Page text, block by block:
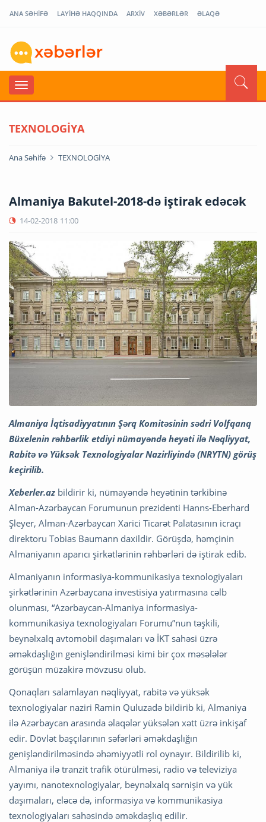
ANA SƏHİFƏ LAYİHƏ HAQQINDA ARXİV XƏBƏRLƏR ƏLAQƏ
TEXNOLOGİYA
Ana Səhifə TEXNOLOGİYA
Almaniya Bakutel-2018-də iştirak edəcək
14-02-2018 11:00
Almaniya İqtisadiyyatının Şərq Komitəsinin sədri Volfqanq
Büxelenin rəhbərlik etdiyi nümayəndə heyəti ilə Nəqliyyat,
Rabitə və Yüksək Texnologiyalar Nazirliyində (NRYTN) görüş
keçirilib.
Xeberler.az bildirir ki, nümayəndə heyətinin tərkibinə
Alman-Azərbaycan Forumunun prezidenti Hanns-Eberhard
Şleyer, Alman-Azərbaycan Xarici Ticarət Palatasının icraçı
direktoru Tobias Baumann daxildir. Görüşdə, həmçinin
Almaniyanın aparıcı şirkətlərinin rəhbərləri də iştirak edib.
Almaniyanın informasiya-kommunikasiya texnologiyaları
şirkətlərinin Azərbaycana investisiya yatırmasına cəlb
olunması, “Azərbaycan-Almaniya informasiya-
kommunikasiya texnologiyaları Forumu”nun təşkili,
beynəlxalq avtomobil daşımaları və İKT sahəsi üzrə
əməkdaşlığın genişləndirilməsi kimi bir çox məsələlər
görüşün müzakirə mövzusu olub.
Qonaqları salamlayan nəqliyyat, rabitə və yüksək
texnologiyalar naziri Ramin Quluzadə bildirib ki, Almaniya
ilə Azərbaycan arasında əlaqələr yüksələn xətt üzrə inkişaf
edir. Dövlət başçılarının səfərləri əməkdaşlığın
genişləndirilməsində əhəmiyyətli rol oynayır. Bildirilib ki,
Almaniya ilə tranzit trafik ötürülməsi, radio və televiziya
yayımı, nanotexnologiyalar, beynəlxalq sərnişin və yük
daşımaları, eləcə də, informasiya və kommunikasiya
texnologiyaları sahəsində əməkdaşlıq edilir.